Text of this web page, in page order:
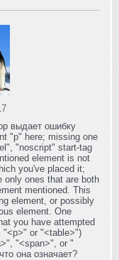
выдает ошибку
"p" here; missing one
"noscript" start-tag
element is not
you've placed it;
only ones that are both
mentioned. This
element, or possibly
element. One
you have attempted
"<p>" or "<table>")
"<span>", or "
она означает?